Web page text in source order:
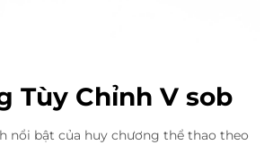
Tùy Chỉnh V sob
nổi bật của huy chương thể thao theo